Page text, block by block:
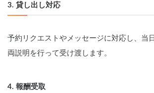
3. 貸し出し対応
予約リクエストやメッセージに対応し、当
両説明を行って受け渡します。
4. 報酬受取